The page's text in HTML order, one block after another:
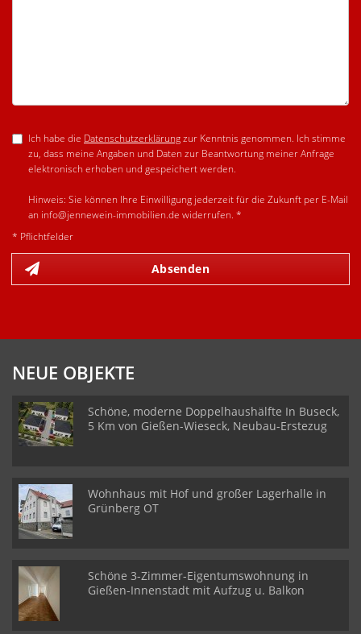
Ich habe die Datenschutzerklärungzur Kenntnis genommen. Ich stimme
zu, dass meine Angaben und Daten zur Beantwortung meiner Anfrage
elektronisch erhoben und gespeichert werden.
Hinweis: Sie können Ihre Einwilligung jederzeit für die Zukunft per E-Mail
an info@jennewein-immobilien.de widerrufen. *
* Pflichtfelder
Absenden
NEUE OBJEKTE
Schöne, moderne Doppelhaushälfte In Buseck,
5 Km von Gießen-Wieseck, Neubau-Erstezug
Wohnhaus mit Hof und großer Lagerhalle in
Grünberg OT
Schöne 3-Zimmer-Eigentumswohnung in
Gießen-Innenstadt mit Aufzug u. Balkon